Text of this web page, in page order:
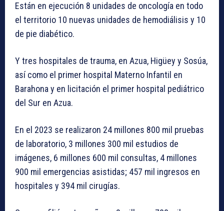
Están en ejecución 8 unidades de oncología en todo
el territorio 10 nuevas unidades de hemodiálisis y 10
de pie diabético.
Y tres hospitales de trauma, en Azua, Higüey y Sosúa,
así como el primer hospital Materno Infantil en
Barahona y en licitación el primer hospital pediátrico
del Sur en Azua.
En el 2023 se realizaron 24 millones 800 mil pruebas
de laboratorio, 3 millones 300 mil estudios de
imágenes, 6 millones 600 mil consultas, 4 millones
900 mil emergencias asistidas; 457 mil ingresos en
hospitales y 394 mil cirugías.